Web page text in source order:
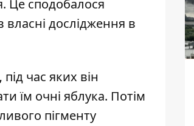
Це сподобалося
власні дослідження в
під час яких він
їм очні яблука. Потім
пігменту